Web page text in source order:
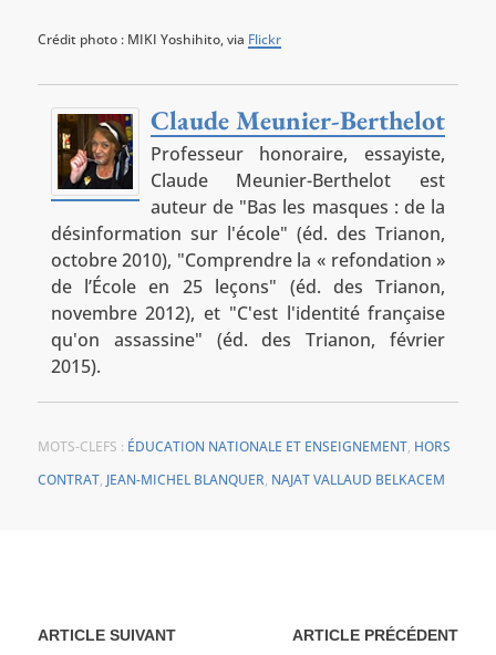
Crédit photo : MIKI Yoshihito, via Flickr
Claude Meunier-Berthelot
Professeur honoraire, essayiste,
Claude Meunier-Berthelot est
auteur de "Bas les masques : de la
désinformation sur l'école" (éd. des Trianon,
octobre 2010), "Comprendre la « refondation »
de l’École en 25 leçons" (éd. des Trianon,
novembre 2012), et "C'est l'identité française
qu'on assassine" (éd. des Trianon, février
2015).
MOTS-CLEFS : ÉDUCATION NATIONALE ET ENSEIGNEMENT, HORS
CONTRAT, JEAN-MICHEL BLANQUER, NAJAT VALLAUD BELKACEM